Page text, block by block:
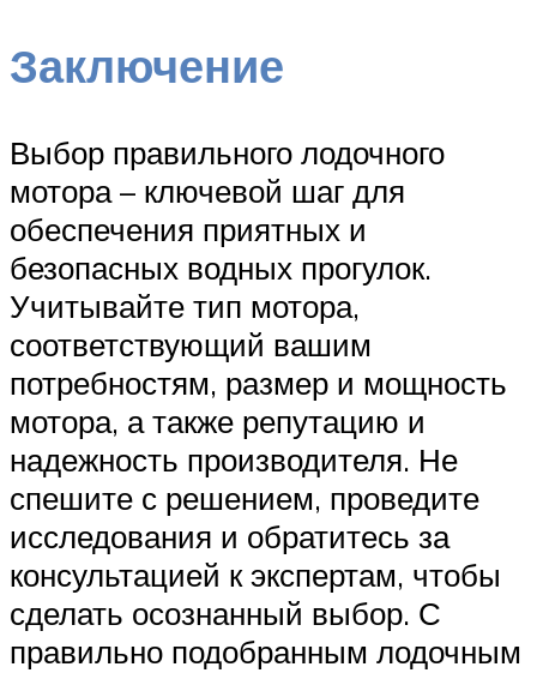
Заключение
Выбор правильного лодочного
мотора – ключевой шаг для
обеспечения приятных и
безопасных водных прогулок.
Учитывайте тип мотора,
соответствующий вашим
потребностям, размер и мощность
мотора, а также репутацию и
надежность производителя. Не
спешите с решением, проведите
исследования и обратитесь за
консультацией к экспертам, чтобы
сделать осознанный выбор. С
правильно подобранным лодочным